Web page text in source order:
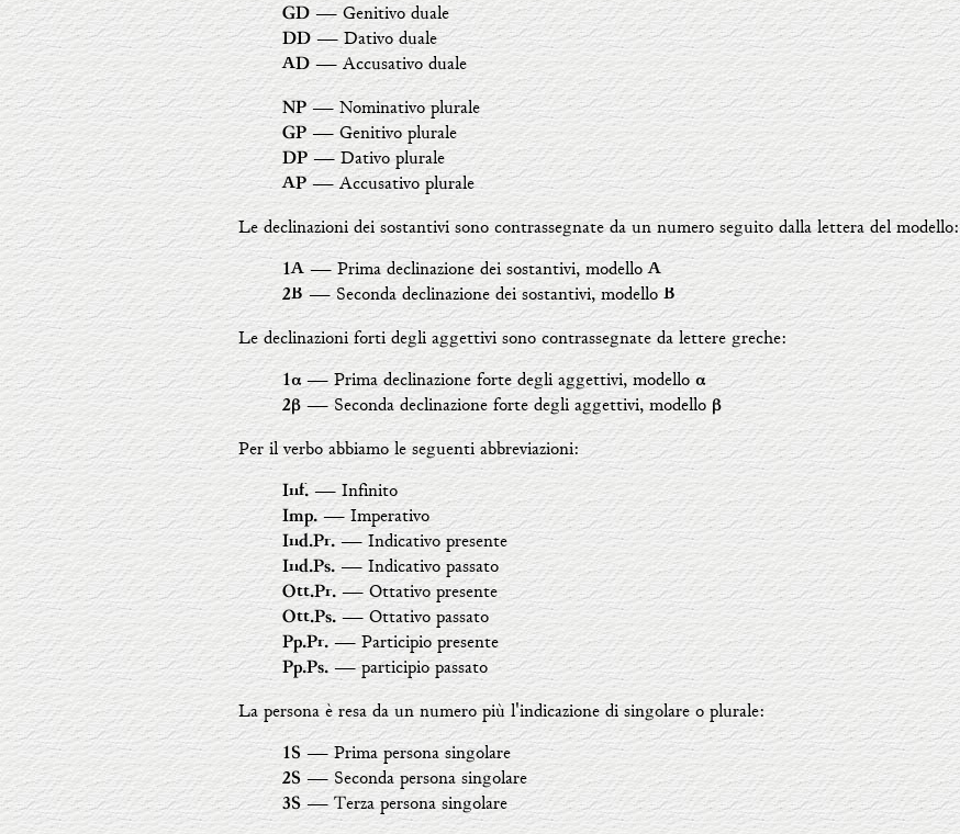
GD ― Genitivo duale
DD― Dativo duale
AD― Accusativo duale
NP― Nominativo plurale
GP― Genitivo plurale
DP― Dativo plurale
AP― Accusativo plurale
Le declinazioni dei sostantivi sono contrassegnate da un numero seguito dalla lettera del modello:
1A― Prima declinazione dei sostantivi, modelloA
2B― Seconda declinazione dei sostantivi, modelloB
Le declinazioni forti degli aggettivi sono contrassegnate da lettere greche:
1α― Prima declinazione forte degli aggettivi, modelloα
2β ― Seconda declinazione forte degli aggettivi, modello β
Per il verbo abbiamo le seguenti abbreviazioni:
Inf.― Infinito
Imp. ― Imperativo
Ind.Pr.― Indicativo presente
Ind.Ps.― Indicativo passato
Ott.Pr.― Ottativo presente
Ott.Ps.― Ottativo passato
Pp.Pr. ― Participio presente
Pp.Ps. ― participio passato
La persona è resa da un numero più l'indicazione di singolare o plurale:
1S ― Prima persona singolare
2S ― Seconda persona singolare
3S― Terza persona singolare